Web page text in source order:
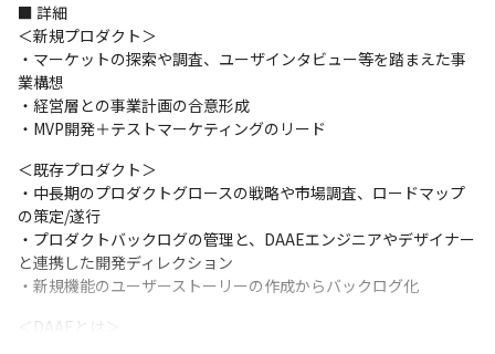
■ 詳細
＜新規プロダクト＞
・マーケットの探索や調査、ユーザインタビュー等を踏まえた事
業構想
・経営層との事業計画の合意形成
・MVP開発＋テストマーケティングのリード
＜既存プロダクト＞
・中長期のプロダクトグロースの戦略や市場調査、ロードマップ
の策定/遂行
・プロダクトバックログの管理と、DAAEエンジニアやデザイナー
と連携した開発ディレクション
・新規機能のユーザーストーリーの作成からバックログ化
＜DAAEとは＞